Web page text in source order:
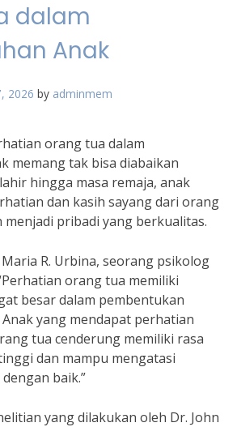
dalam
Anak
2026 by adminmem
orang tua dalam
memang tak bisa diabaikan
hingga masa remaja, anak
dan kasih sayang dari orang
pribadi yang berkualitas.
R. Urbina, seorang psikolog
orang tua memiliki
besar dalam pembentukan
yang mendapat perhatian
tua cenderung memiliki rasa
dan mampu mengatasi
baik.”
yang dilakukan oleh Dr. John